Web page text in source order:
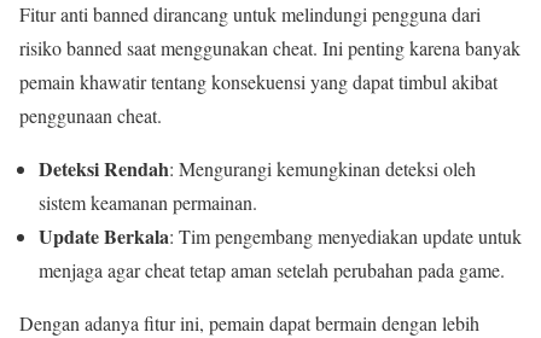
Fitur anti banned dirancang untuk melindungi pengguna dari
risiko banned saat menggunakan cheat. Ini penting karena banyak
pemain khawatir tentang konsekuensi yang dapat timbul akibat
penggunaan cheat.
Deteksi Rendah: Mengurangi kemungkinan deteksi oleh
sistem keamanan permainan.
Update Berkala: Tim pengembang menyediakan update untuk
menjaga agar cheat tetap aman setelah perubahan pada game.
Dengan adanya fitur ini, pemain dapat bermain dengan lebih